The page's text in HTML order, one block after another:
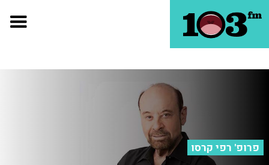
פרופ' רפי קרסו